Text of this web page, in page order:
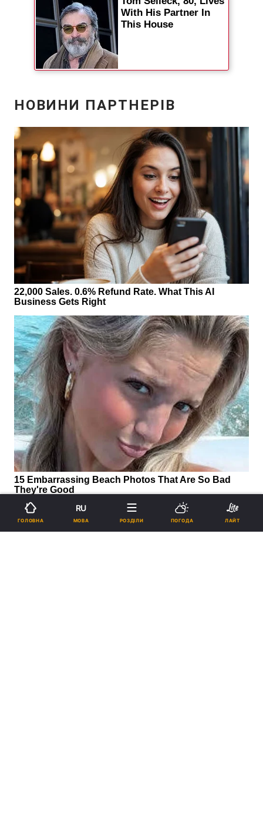
ГОЛОВНА
RU
МОВА РОЗДІЛИ ПОГОДА ЛАЙТ